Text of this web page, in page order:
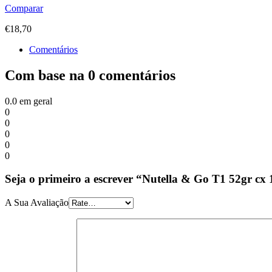
Comparar
€18,70
Comentários
Com base na 0 comentários
0.0 em geral
0
0
0
0
0
Seja o primeiro a escrever “Nutella & Go T1 52gr cx
A Sua Avaliação